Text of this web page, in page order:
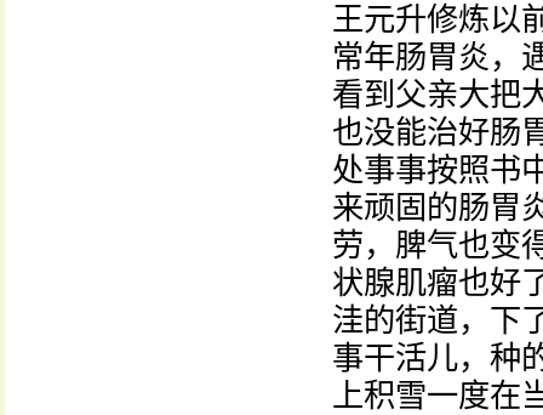
王元升修炼以
常年肠胃炎，
看到父亲大把
也没能治好肠
处事事按照书
来顽固的肠胃
劳，脾气也变
状腺肌瘤也好
洼的街道，下
事干活儿，种
上积雪一度在